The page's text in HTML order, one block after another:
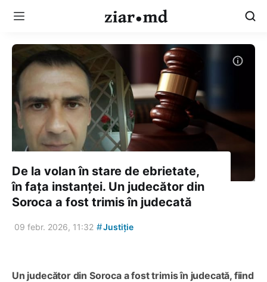
De la volan în stare de ebrietate,
în fața instanței. Un judecător din
Soroca a fost trimis în judecată
09 febr. 2026, 11:32 #Justiție
Un judecător din Soroca a fost trimis în judecată, fiind